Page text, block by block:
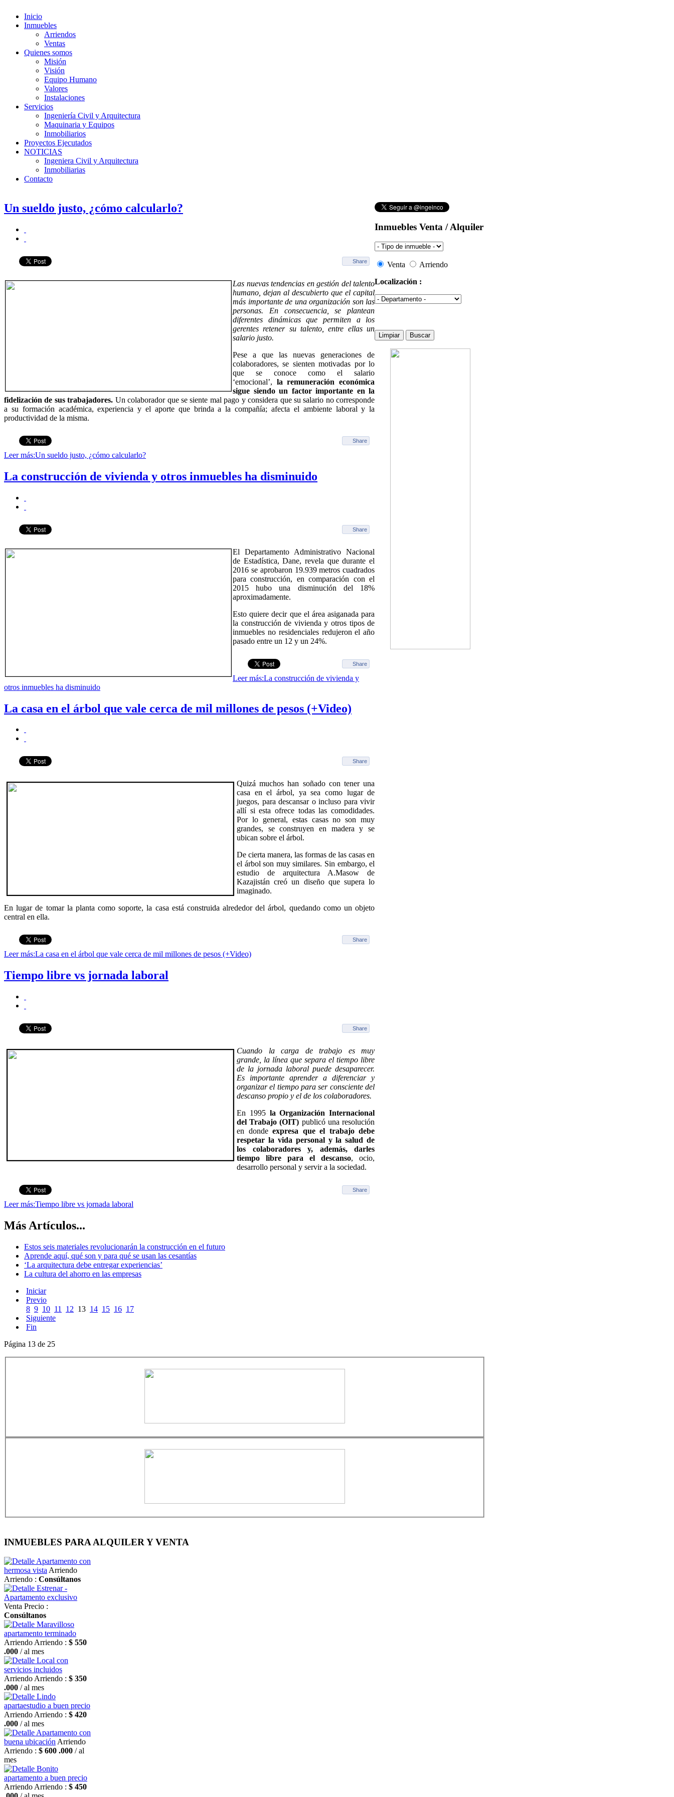
Inicio
Inmuebles
Arriendos
Ventas
Quienes somos
Misión
Visión
Equipo Humano
Valores
Instalaciones
Servicios
Ingeniería Civil y Arquitectura
Maquinaria y Equipos
Inmobiliarios
Proyectos Ejecutados
NOTICIAS
Ingeniera Civil y Arquitectura
Inmobiliarias
Contacto
Un sueldo justo, ¿cómo calcularlo?
Share
Las nuevas tendencias en gestión del talento
humano, dejan al descubierto que el capital
más importante de una organización son las
personas. En consecuencia, se plantean
diferentes dinámicas que permiten a los
gerentes retener su talento, entre ellas un
salario justo.
Pese a que las nuevas generaciones de
colaboradores, se sienten motivadas por lo
que se conoce como el salario
‘emocional’, la remuneración económica
sigue siendo un factor importante en la
fidelización de sus trabajadores. Un colaborador que se siente mal pago y considera que su salario no corresponde
a su formación académica, experiencia y el aporte que brinda a la compañía; afecta el ambiente laboral y la
productividad de la misma.
Share
Leer más:Un sueldo justo, ¿cómo calcularlo?
La construcción de vivienda y otros inmuebles ha disminuido
Share
El Departamento Administrativo Nacional
de Estadística, Dane, revela que durante el
2016 se aprobaron 19.939 metros cuadrados
para construcción, en comparación con el
2015 hubo una disminución del 18%
aproximadamente.
Esto quiere decir que el área asiganada para
la construcción de vivienda y otros tipos de
inmuebles no residenciales redujeron el año
pasado entre un 12 y un 24%.
Share
Leer más:La construcción de vivienda y
otros inmuebles ha disminuido
La casa en el árbol que vale cerca de mil millones de pesos (+Video)
Share
Quizá muchos han soñado con tener una
casa en el árbol, ya sea como lugar de
juegos, para descansar o incluso para vivir
allí si esta ofrece todas las comodidades.
Por lo general, estas casas no son muy
grandes, se construyen en madera y se
ubican sobre el árbol.
De cierta manera, las formas de las casas en
el árbol son muy similares. Sin embargo, el
estudio de arquitectura A.Masow de
Kazajistán creó un diseño que supera lo
imaginado.
En lugar de tomar la planta como soporte, la casa está construida alrededor del árbol, quedando como un objeto
central en ella.
Share
Leer más:La casa en el árbol que vale cerca de mil millones de pesos (+Video)
Tiempo libre vs jornada laboral
Share
Cuando la carga de trabajo es muy
grande, la línea que separa el tiempo libre
de la jornada laboral puede desaparecer.
Es importante aprender a diferenciar y
organizar el tiempo para ser consciente del
descanso propio y el de los colaboradores.
En 1995 la Organización Internacional
del Trabajo (OIT) publicó una resolución
en dondeexpresa que el trabajo debe
respetar la vida personal y la salud de
los colaboradores y, además, darles
tiempo libre para el descanso, ocio,
desarrollo personal y servir a la sociedad.
Share
Leer más:Tiempo libre vs jornada laboral
Más Artículos...
Estos seis materiales revolucionarán la construcción en el futuro
Aprende aquí, qué son y para qué se usan las cesantías
‘La arquitectura debe entregar experiencias’
La cultura del ahorro en las empresas
Iniciar
Previo
8 9 10 11 12 13 14 15 16 17
Siguiente
Fin
Página 13 de 25
Inmuebles Venta / Alquiler
Venta
Arriendo
Localización :
INMUEBLES PARA ALQUILER Y VENTA
Apartamento con
hermosa vistaArriendo
Arriendo : Consúltanos
Estrenar -
Apartamento exclusivo
Venta Precio :
Consúltanos
Maravilloso
apartamento terminado
ArriendoArriendo : $ 550
.000 / al mes
Local con
servicios incluidos
ArriendoArriendo : $ 350
.000 / al mes
Lindo
apartaestudio a buen precio
ArriendoArriendo : $ 420
.000 / al mes
Apartamento con
buena ubicaciónArriendo
Arriendo : $ 600 .000 / al
mes
Bonito
apartamento a buen precio
ArriendoArriendo : $ 450